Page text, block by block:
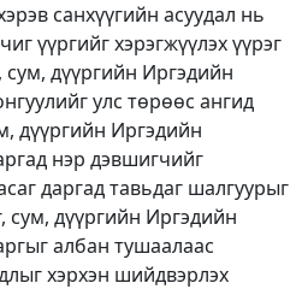
санхүүгийн асуудал нь
үүргийг хэрэгжүүлэх үүрэг
сум, дүүргийн Иргэдийн
улс төрөөс ангид
дүүргийн Иргэдийн
нэр дэвшигчийг
даргад тавьдаг шалгуурыг
сум, дүүргийн Иргэдийн
албан тушаалаас
хэрхэн шийдвэрлэх